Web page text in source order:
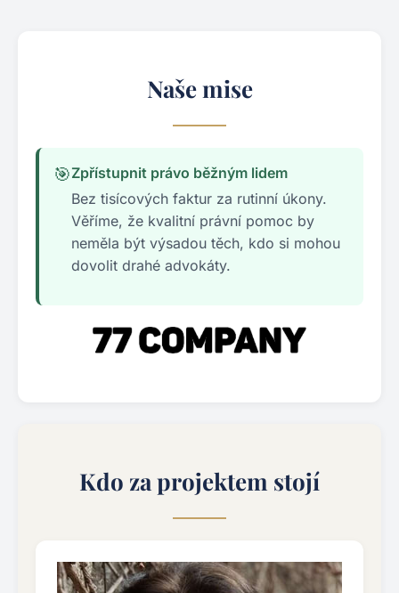
Naše mise
🎯Zpřístupnit právo běžným lidem
Bez tisícových faktur za rutinní úkony.
Věříme, že kvalitní právní pomoc by
neměla být výsadou těch, kdo si mohou
dovolit drahé advokáty.
Kdo za projektem stojí